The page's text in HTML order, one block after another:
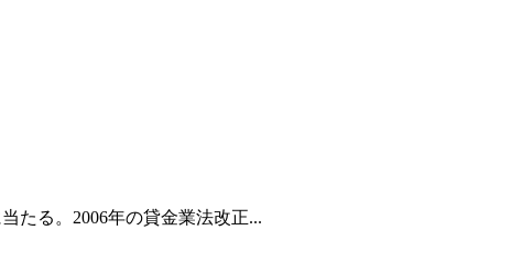
たる。2006年の貸金業法改正...